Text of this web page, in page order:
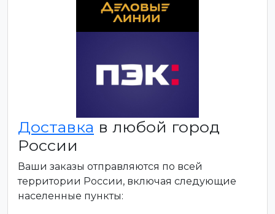
Доставка в любой город
России
Ваши заказы отправляются по всей
территории России, включая следующие
населенные пункты: